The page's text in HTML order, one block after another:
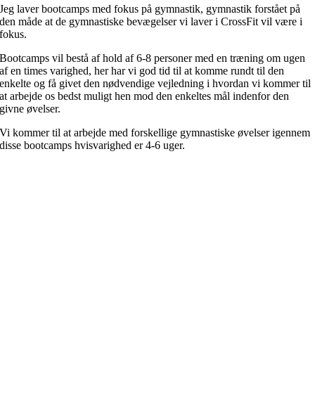
Jeg laver bootcamps med fokus på gymnastik, gymnastik forstået på
den måde at de gymnastiske bevægelser vi laver i CrossFit vil være i
fokus.
Bootcamps vil bestå af hold af 6-8 personer med en træning om ugen
af en times varighed, her har vi god tid til at komme rundt til den
enkelte og få givet den nødvendige vejledning i hvordan vi kommer til
at arbejde os bedst muligt hen mod den enkeltes mål indenfor den
givne øvelser.
Vi kommer til at arbejde med forskellige gymnastiske øvelser igennem
disse bootcamps hvisvarighed er 4-6 uger.